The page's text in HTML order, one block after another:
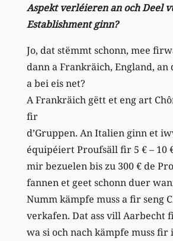
Aspekt verléieren an och Deel
Establishment ginn?
Jo, dat stëmmt schonn, mee
dann a Frankräich, England, an
a bei eis net?
A Frankräich gëtt et eng art
fir
d’Gruppen. An Italien ginn et
équipéiert Proufsäll fir 5 € – 10
mir bezuelen bis zu 300 € de
fannen et geet schonn duer
Numm kämpfe muss a fir seng
verkafen. Dat ass vill Aarbecht
wa si och nach kämpfe muss